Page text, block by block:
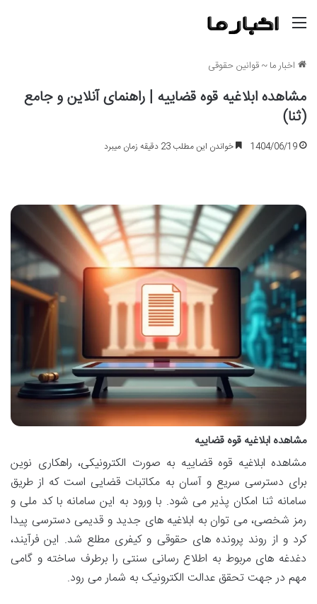
اخبار ما~قوانین حقوقی
مشاهده ابلاغیه قوه قضاییه | راهنمای آنلاین و جامع
(ثنا)
1404/06/19 خواندن این مطلب 23 دقیقه زمان میبرد
مشاهده ابلاغیه قوه قضاییه
مشاهده ابلاغیه قوه قضاییه به صورت الکترونیکی، راهکاری نوین
برای دسترسی سریع و آسان به مکاتبات قضایی است که از طریق
سامانه ثنا امکان پذیر می شود. با ورود به این سامانه با کد ملی و
رمز شخصی، می توان به ابلاغیه های جدید و قدیمی دسترسی پیدا
کرد و از روند پرونده های حقوقی و کیفری مطلع شد. این فرآیند،
دغدغه های مربوط به اطلاع رسانی سنتی را برطرف ساخته و گامی
مهم در جهت تحقق عدالت الکترونیک به شمار می رود.